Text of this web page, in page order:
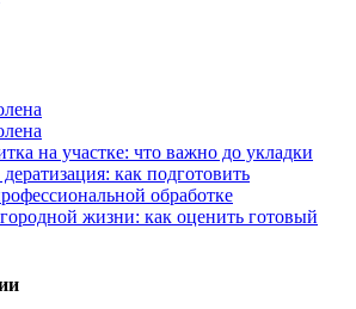
на участке: что важно до укладки
как подготовить
обработке
жизни: как оценить готовый